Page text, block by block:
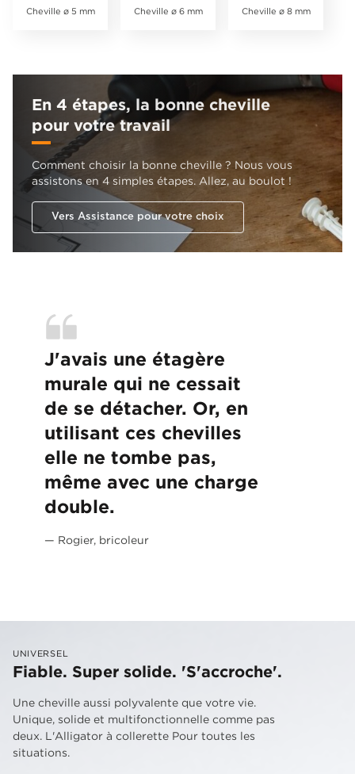
Cheville ø 5 mm Cheville ø 6 mm Cheville ø 8 mm
En 4 étapes, la bonne cheville
pour votre travail
Comment choisir la bonne cheville ? Nous vous
assistons en 4 simples étapes. Allez, au boulot !
Vers Assistance pour votre choix
J'avais une étagère
murale qui ne cessait
de se détacher. Or, en
utilisant ces chevilles
elle ne tombe pas,
même avec une charge
double.
— Rogier, bricoleur
UNIVERSEL
Fiable. Super solide. 'S'accroche'.
Une cheville aussi polyvalente que votre vie.
Unique, solide et multifonctionnelle comme pas
deux. L'Alligator à collerette Pour toutes les
situations.